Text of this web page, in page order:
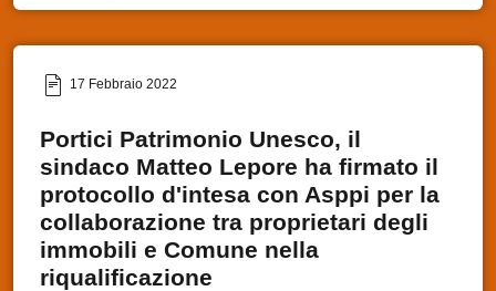
17 Febbraio 2022
Portici Patrimonio Unesco, il
sindaco Matteo Lepore ha firmato il
protocollo d'intesa con Asppi per la
collaborazione tra proprietari degli
immobili e Comune nella
riqualificazione